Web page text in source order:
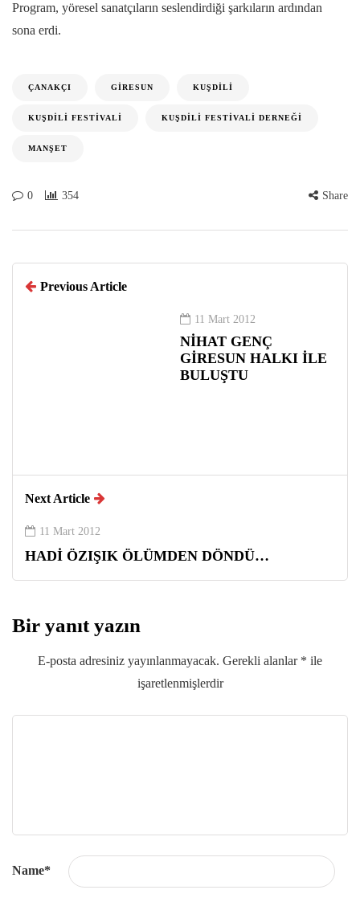
Program, yöresel sanatçıların seslendirdiği şarkıların ardından
sona erdi.
ÇANAKÇI GIRESUN KUŞDILI
KUŞDILI FESTIVALI KUŞDILI FESTIVALI DERNEĞI
MANŞET
0 354 Share
Previous Article
11 Mart 2012
NİHAT GENÇ
GİRESUN HALKI İLE
BULUŞTU
Next Article
11 Mart 2012
HADİ ÖZIŞIK ÖLÜMDEN DÖNDÜ…
Bir yanıt yazın
E-posta adresiniz yayınlanmayacak. Gerekli alanlar * ile
işaretlenmişlerdir
Name*